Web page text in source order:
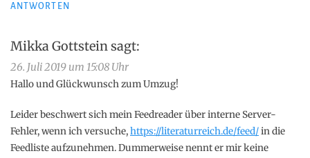
ANTWORTEN
Mikka Gottsteinsagt:
26. Juli 2019 um 15:08 Uhr
Hallo und Glückwunsch zum Umzug!
Leider beschwert sich mein Feedreader über interne Server-
Fehler, wenn ich versuche,https://literaturreich.de/feed/in die
Feedliste aufzunehmen. Dummerweise nennt er mir keine